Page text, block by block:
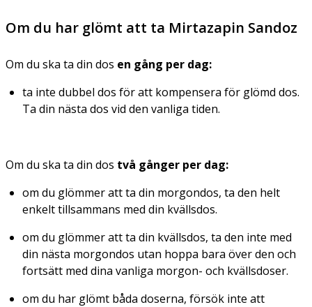
Om du har glömt att ta Mirtazapin Sandoz
Om du ska ta din dos en gång per dag:
ta inte dubbel dos för att kompensera för glömd dos.
Ta din nästa dos vid den vanliga tiden.
Om du ska ta din dos två gånger per dag:
om du glömmer att ta din morgondos, ta den helt
enkelt tillsammans med din kvällsdos.
om du glömmer att ta din kvällsdos, ta den inte med
din nästa morgondos utan hoppa bara över den och
fortsätt med dina vanliga morgon- och kvällsdoser.
om du har glömt båda doserna, försök inte att